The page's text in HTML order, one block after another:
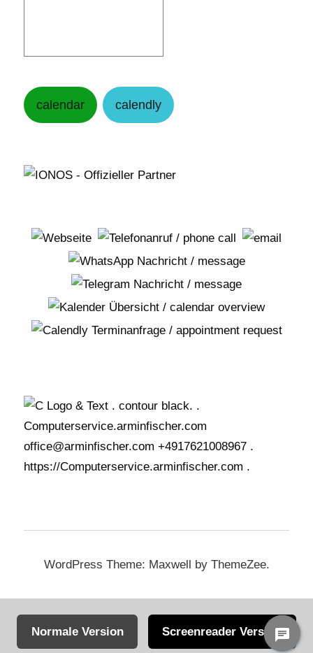
calendar calendly
WordPress Theme: Maxwell by ThemeZee.
Normale Version Screenreader Version